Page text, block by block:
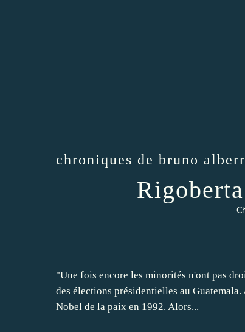
chroniques de bruno
"Une fois encore les minorités n'ont pas
des élections présidentielles au
Nobel de la paix en 1992. Alors...